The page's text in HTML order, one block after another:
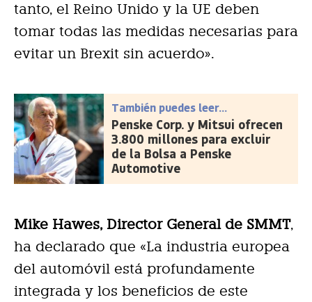
tanto, el Reino Unido y la UE deben
tomar todas las medidas necesarias para
evitar un Brexit sin acuerdo».
También puedes leer...
Penske Corp. y Mitsui ofrecen
3.800 millones para excluir
de la Bolsa a Penske
Automotive
Mike Hawes, Director General de SMMT,
ha declarado que «La industria europea
del automóvil está profundamente
integrada y los beneficios de este